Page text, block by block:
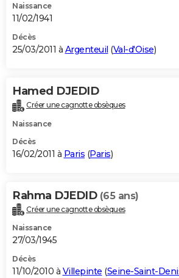
Naissance
11/02/1941
Décès
25/03/2011 à Argenteuil (Val-d'Oise)
Hamed DJEDID
Créer une cagnotte obsèques
Naissance
Décès
16/02/2011 à Paris (Paris)
Rahma DJEDID (65 ans)
Créer une cagnotte obsèques
Naissance
27/03/1945
Décès
11/10/2010 à Villepinte (Seine-Saint-